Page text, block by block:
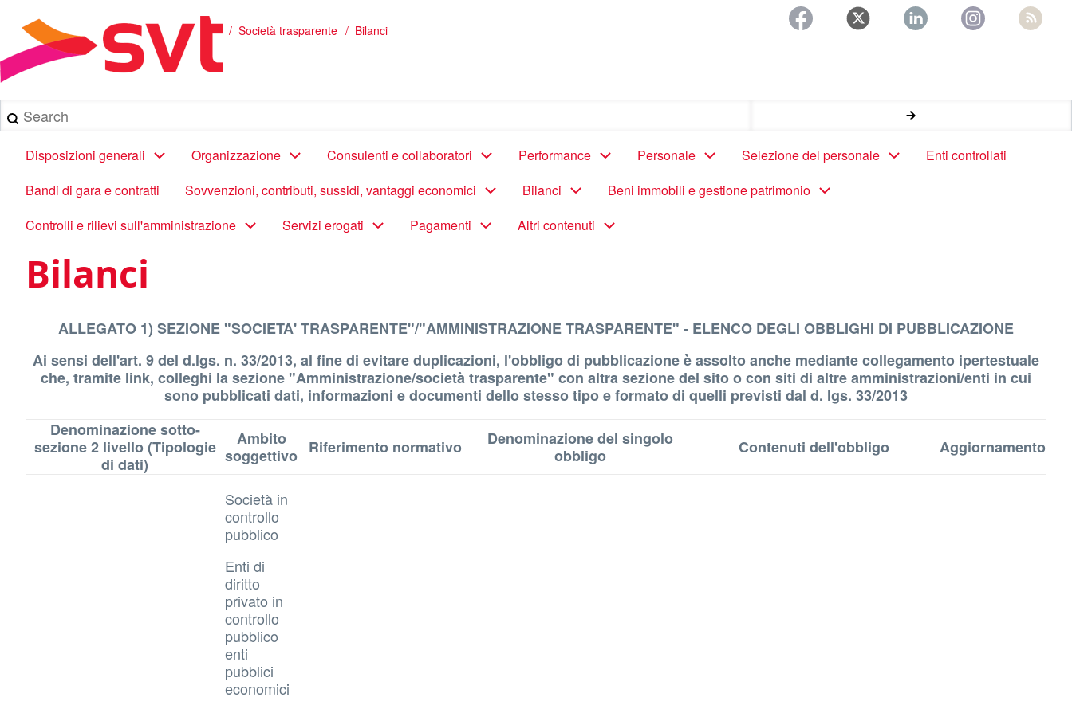
contenuto
principale
Briciole
di
pane
/ Società trasparente Bilanci
Search
Main
navigation
Disposizioni generali Organizzazione Consulenti e collaboratori Performance Personale Selezione del personale
Enti controllati
Bandi di gara e contratti
Sovvenzioni, contributi, sussidi, vantaggi economici Bilanci
Beni immobili e gestione patrimonio
Controlli e rilievi sull'amministrazione
Servizi erogati Pagamenti Altri contenuti
Bilanci
ALLEGATO 1) SEZIONE "SOCIETA' TRASPARENTE"/"AMMINISTRAZIONE TRASPARENTE" - ELENCO DEGLI OBBLIGHI DI PUBBLICAZIONE
Ai sensi dell'art. 9 del d.lgs. n. 33/2013, al fine di evitare duplicazioni, l'obbligo di pubblicazione è assolto anche mediante collegamento ipertestuale
che, tramite link, colleghi la sezione "Amministrazione/società trasparente" con altra sezione del sito o con siti di altre amministrazioni/enti in cui
sono pubblicati dati, informazioni e documenti dello stesso tipo e formato di quelli previsti dal d. lgs. 33/2013
Denominazione sotto-
sezione 2 livello (Tipologie
di dati)
Ambito
soggettivo Riferimento normativo
Denominazione del singolo
obbligo
Contenuti dell'obbligo Aggiornamento
Società in
controllo
pubblico
Enti di
diritto
privato in
controllo
pubblico
enti
pubblici
economici